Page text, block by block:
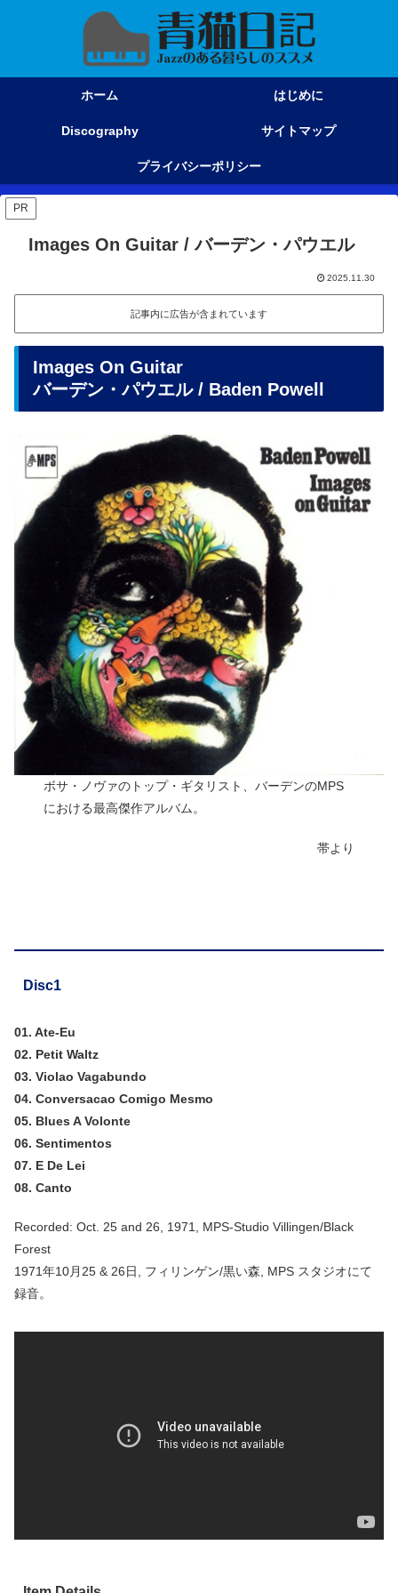
ホーム はじめに
Discography サイトマップ
プライバシーポリシー
PR
Images On Guitar / バーデン・パウエル
2025.11.30
記事内に広告が含まれています
Images On Guitar
バーデン・パウエル / Baden Powell
ボサ・ノヴァのトップ・ギタリスト、バーデンのMPS
における最高傑作アルバム。
帯より
Disc1
01. Ate-Eu
02. Petit Waltz
03. Violao Vagabundo
04. Conversacao Comigo Mesmo
05. Blues A Volonte
06. Sentimentos
07. E De Lei
08. Canto
Recorded: Oct. 25 and 26, 1971, MPS-Studio Villingen/Black
Forest
1971年10月25 & 26日, フィリンゲン/黒い森, MPS スタジオにて
録音。